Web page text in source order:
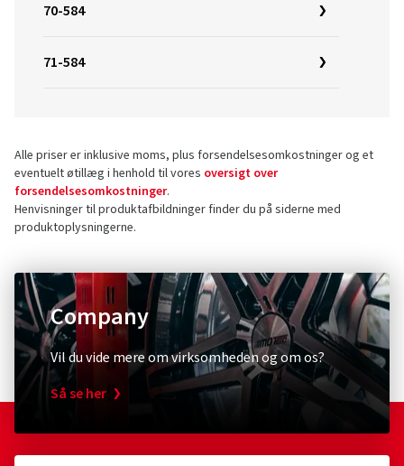
70-584
71-584
Alle priser er inklusive moms, plus forsendelsesomkostninger og et
eventuelt øtillæg i henhold til vores oversigt over
forsendelsesomkostninger.
Henvisninger til produktafbildninger finder du på siderne med
produktoplysningerne.
Company
Vil du vide mere om virksomheden og om os?
Så se her